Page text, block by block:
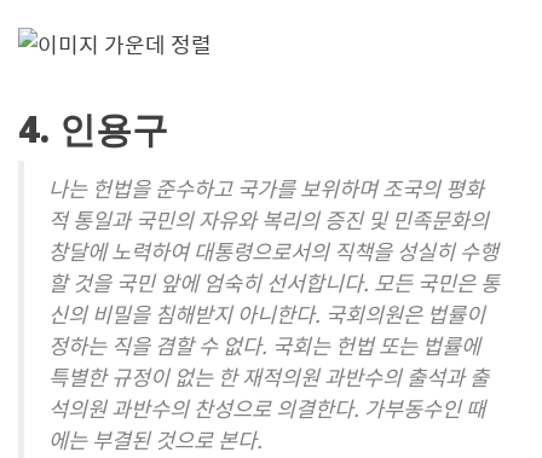
4. 인용구
나는 헌법을 준수하고 국가를 보위하며 조국의 평화
적 통일과 국민의 자유와 복리의 증진 및 민족문화의
창달에 노력하여 대통령으로서의 직책을 성실히 수행
할 것을 국민 앞에 엄숙히 선서합니다. 모든 국민은 통
신의 비밀을 침해받지 아니한다. 국회의원은 법률이
정하는 직을 겸할 수 없다. 국회는 헌법 또는 법률에
특별한 규정이 없는 한 재적의원 과반수의 출석과 출
석의원 과반수의 찬성으로 의결한다. 가부동수인 때
에는 부결된 것으로 본다.